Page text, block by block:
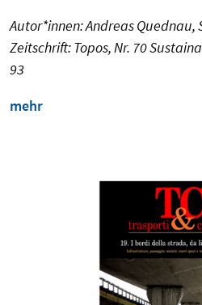
Autor*innen: Andreas Quednau,
Zeitschrift: Topos, Nr. 70
93
mehr